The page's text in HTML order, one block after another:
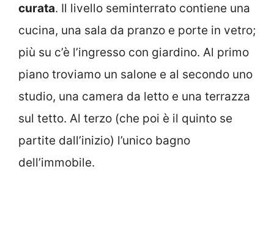
curata. Il livello seminterrato contiene una
cucina, una sala da pranzo e porte in vetro;
più su c’è l’ingresso con giardino. Al primo
piano troviamo un salone e al secondo uno
studio, una camera da letto e una terrazza
sul tetto. Al terzo (che poi è il quinto se
partite dall’inizio) l’unico bagno
dell’immobile.